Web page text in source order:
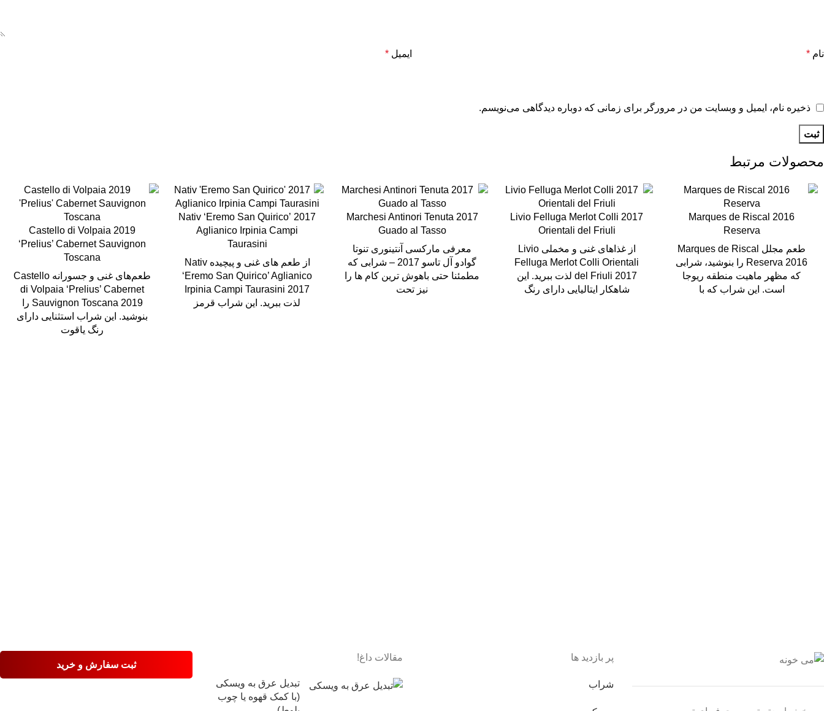
نام * ایمیل *
ذخیره نام، ایمیل و وبسایت من در مرورگر برای زمانی که دوباره دیدگاهی می‌نویسم.
محصولات مرتبط
2016 Marques de Riscal
Reserva
طعم مجلل Marques de Riscal
Reserva 2016 را بنوشید، شرابی
که مظهر ماهیت منطقه ریوجا
است. این شراب که با
2017 Livio Felluga Merlot Colli
Orientali del Friuli
از غذاهای غنی و مخملی Livio
Felluga Merlot Colli Orientali
del Friuli 2017 لذت ببرید. این
شاهکار ایتالیایی دارای رنگ
2017 Marchesi Antinori Tenuta
Guado al Tasso
معرفی مارکسی آنتینوری تنوتا
گوادو آل تاسو 2017 – شرابی که
مطمئنا حتی باهوش ترین کام ها را
نیز تحت
2017 Nativ ‘Eremo San Quirico’
Aglianico Irpinia Campi
Taurasini
از طعم های غنی و پیچیده Nativ
‘Eremo San Quirico’ Aglianico
Irpinia Campi Taurasini 2017
لذت ببرید. این شراب قرمز
2019 Castello di Volpaia
‘Prelius’ Cabernet Sauvignon
Toscana
طعم‌های غنی و جسورانه Castello
di Volpaia ‘Prelius’ Cabernet
Sauvignon Toscana 2019 را
بنوشید. این شراب استثنایی دارای
رنگ یاقوت
پر بازدید ها
شراب
مقالات داغ!
تبدیل عرق به ویسکی
(با کمک قهوه یا چوب
ثبت سفارش و خرید